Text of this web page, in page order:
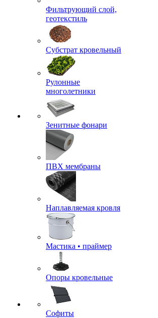
Фильтрующий слой,
геотекстиль
Субстрат кровельный
Рулонные
многолетники
Зенитные фонари
ПВХ мембраны
Наплавляемая кровля
Мастика • праймер
Опоры кровельные
Софиты